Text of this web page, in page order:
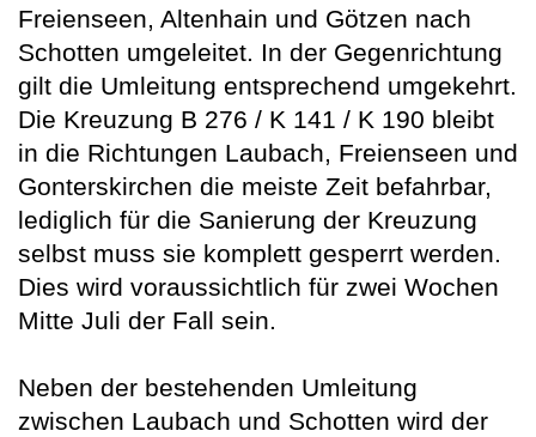
Freienseen, Altenhain und Götzen nach
Schotten umgeleitet. In der Gegenrichtung
gilt die Umleitung entsprechend umgekehrt.
Die Kreuzung B 276 / K 141 / K 190 bleibt
in die Richtungen Laubach, Freienseen und
Gonterskirchen die meiste Zeit befahrbar,
lediglich für die Sanierung der Kreuzung
selbst muss sie komplett gesperrt werden.
Dies wird voraussichtlich für zwei Wochen
Mitte Juli der Fall sein.
Neben der bestehenden Umleitung
zwischen Laubach und Schotten wird der